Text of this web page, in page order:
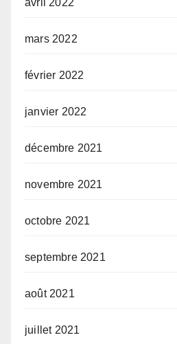
avril 2022
mars 2022
février 2022
janvier 2022
décembre 2021
novembre 2021
octobre 2021
septembre 2021
août 2021
juillet 2021